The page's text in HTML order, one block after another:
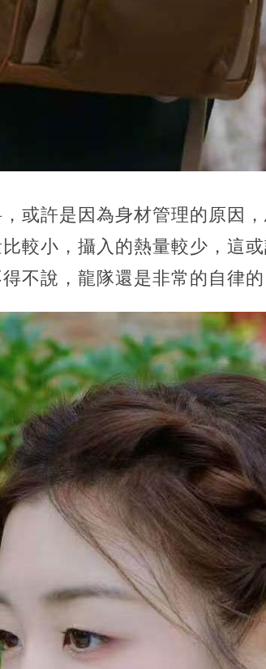
或許是因為身材管理的原因
較小，攝入的熱量較少，這
不說，龍隊還是非常的自律